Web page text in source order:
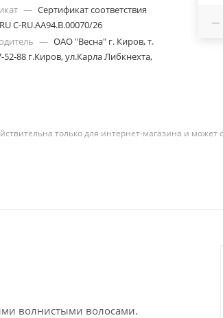
— Сертификат соответствия
С-RU.АА94.В.00070/26
— ОАО "Весна" г. Киров, т.
52-88 г.Киров, ул.Карла Либкнехта,
только для интернет-магазина и может
волнистыми волосами.